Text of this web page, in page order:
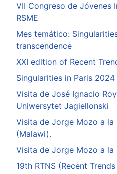
VII Congreso de Jóvenes
RSME
Mes temático:
transcendence
XXI edition of Recent
Singularities in Paris 2024
Visita de José Ignacio
Uniwersytet Jagiellonski
Visita de Jorge Mozo a la
(Malawi).
Visita de Jorge Mozo a la
19th RTNS (Recent